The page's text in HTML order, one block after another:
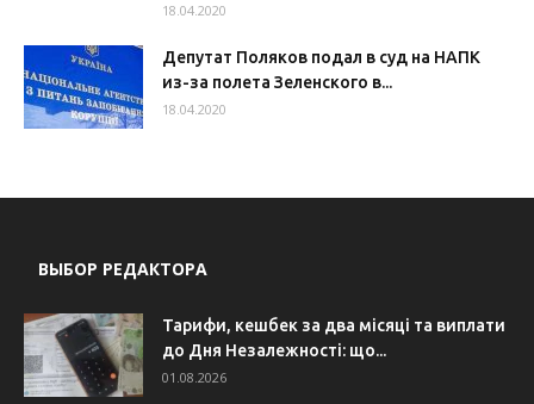
18.04.2020
Депутат Поляков подал в суд на НАПК
из-за полета Зеленского в...
18.04.2020
ВЫБОР РЕДАКТОРА
Тарифи, кешбек за два місяці та виплати
до Дня Незалежності: що...
01.08.2026